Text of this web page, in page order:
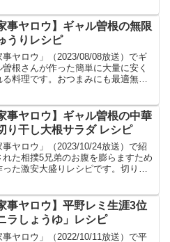
事ヤロウ】ギャル曽根の無限
うりレシピ
事ヤロウ」（2023/08/08放送）でギ
曽根さんが作った簡単に大量に安く
る料理です。おつまみにも最適無限
事ヤロウ】ギャル曽根の中華
り干し大根サラダ レシピ
事ヤロウ」（2023/10/24放送）で紹
れた相撲5兄弟のお腹を膨らますため
った激安大盛りレシピです。切り干
事ヤロウ】平野レミ生涯3位
ラしょうゆ」レシピ
事ヤロウ」（2022/10/11放送）で平